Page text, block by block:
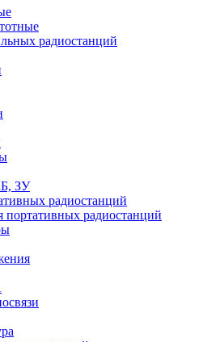
радиостанций
ЗУ
радиостанций
портативных радиостанций